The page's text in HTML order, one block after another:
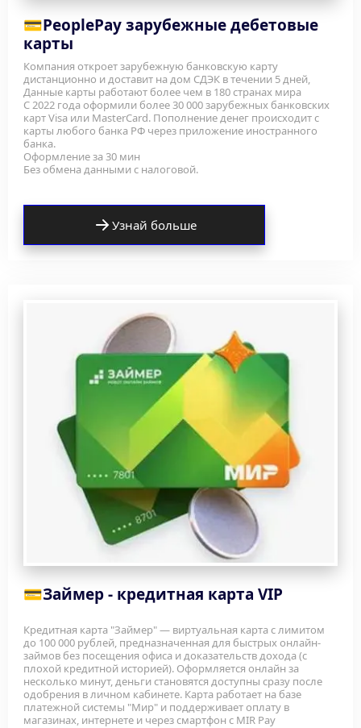
💳PeoplePay зарубежные дебетовые
карты
Компания откроет зарубежную банковскую карту
дистанционно и доставит на дом СДЭК в течении 5 дней,
Данные карты работают более чем в 180 странах мира
С 2022 года оформили более 30 000 зарубежных банковских
карт Visa или MasterCard. Пополнение денег происходит с
карты любого банка РФ через приложение иностранного
банка.
Оформление за 30 мин
Без обмена данными с налоговой.
Узнай больше
💳Займер - кредитная карта VIP
Кредитная карта "Займер" — виртуальная карта с лимитом
до 100 000 рублей, предназначенная для быстрых онлайн-
займов без посещения офиса и доказательств дохода (с
плохой кредитной историей). Оформляется онлайн за
несколько минут, деньги становятся доступны сразу после
одобрения в личном кабинете. Карта работает на базе
платежной системы "Мир" и поддерживает оплату в
магазинах, интернете и через смартфон с MIR Pay